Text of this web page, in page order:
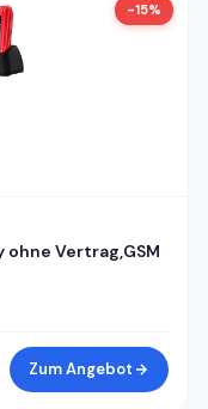
-15%
Vertrag,GSM
Zoll Dual
Ladestation)
Zum Angebot